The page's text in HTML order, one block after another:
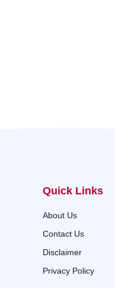
Quick Links
About Us
Contact Us
Disclaimer
Privacy Policy